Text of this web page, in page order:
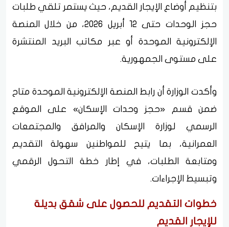
بتنظيم أوضاع الإيجار القديم، حيث يستمر تلقي طلبات
حجز الوحدات حتى 12 أبريل 2026، من خلال المنصة
الإلكترونية الموحدة أو عبر مكاتب البريد المنتشرة
على مستوى الجمهورية.
وأكدت الوزارة أن رابط المنصة الإلكترونية الموحدة متاح
ضمن قسم «حجز وحدات الإسكان» على الموقع
الرسمي لوزارة الإسكان والمرافق والمجتمعات
العمرانية، بما يتيح للمواطنين سهولة التقديم
ومتابعة الطلبات، في إطار خطة التحول الرقمي
وتبسيط الإجراءات.
خطوات التقديم للحصول على شقق بديلة
للإيجار القديم